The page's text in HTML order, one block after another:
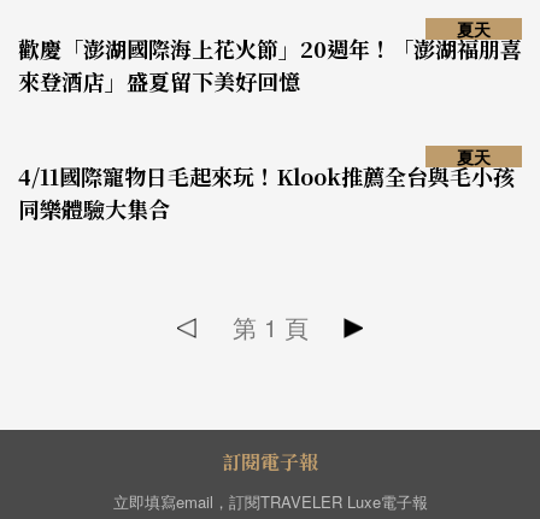
歡慶「澎湖國際海上花火節」20週年！「澎湖福朋喜
來登酒店」盛夏留下美好回憶
夏天
4/11國際寵物日毛起來玩！Klook推薦全台與毛小孩
同樂體驗大集合
夏天
第 1 頁
訂閱電子報
立即填寫email，訂閱TRAVELER Luxe電子報